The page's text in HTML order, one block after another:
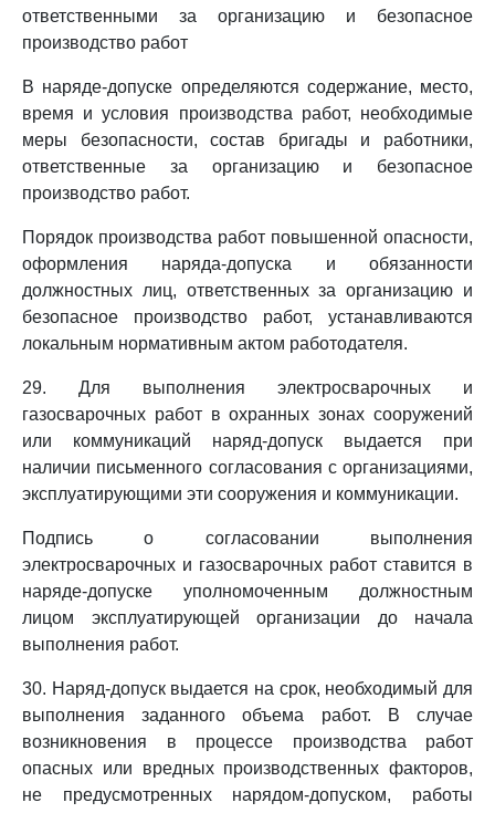
ответственными за организацию и безопасное
производство работ
В наряде-допуске определяются содержание, место,
время и условия производства работ, необходимые
меры безопасности, состав бригады и работники,
ответственные за организацию и безопасное
производство работ.
Порядок производства работ повышенной опасности,
оформления наряда-допуска и обязанности
должностных лиц, ответственных за организацию и
безопасное производство работ, устанавливаются
локальным нормативным актом работодателя.
29. Для выполнения электросварочных и
газосварочных работ в охранных зонах сооружений
или коммуникаций наряд-допуск выдается при
наличии письменного согласования с организациями,
эксплуатирующими эти сооружения и коммуникации.
Подпись о согласовании выполнения
электросварочных и газосварочных работ ставится в
наряде-допуске уполномоченным должностным
лицом эксплуатирующей организации до начала
выполнения работ.
30. Наряд-допуск выдается на срок, необходимый для
выполнения заданного объема работ. В случае
возникновения в процессе производства работ
опасных или вредных производственных факторов,
не предусмотренных нарядом-допуском, работы